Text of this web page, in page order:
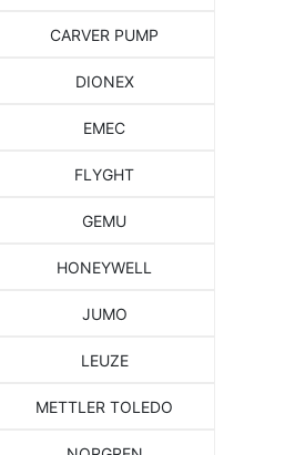
CARVER PUMP
DIONEX
EMEC
FLYGHT
GEMU
HONEYWELL
JUMO
LEUZE
METTLER TOLEDO